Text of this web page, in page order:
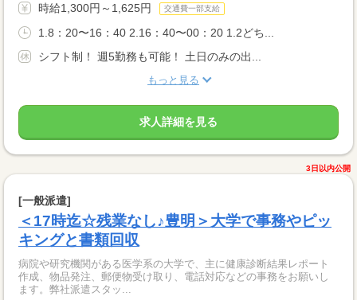
時給1,300円～1,625円 交通費一部支給
1.8：20〜16：40 2.16：40〜00：20 1.2どち...
シフト制！ 週5勤務も可能！ 土日のみの出...
もっと見る
求人詳細を見る
3日以内公開
[一般派遣]
＜17時迄☆残業なし♪豊明＞大学で事務やピッ
キングと書類回収
病院や研究機関がある医学系の大学で、主に健康診断結果レポート
作成、物品発注、郵便物受け取り、電話対応などの事務をお願いし
ます。弊社派遣スタッ...